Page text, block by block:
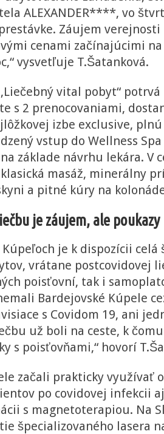
ALEXANDER****, vo
Záujem
cenami začínajúcimi
vysvetľuje T.Šatanková.
vital pobyt“ potrvá
s 2 prenocovaniami,
izbe exclusive,
vstup do Wellness
základe návrhu lekára. V
masáž, minerálny
a pitné kúry na
je záujem, ale
Kúpeľoch je k dispozícii
vrátane postcovidovej
poisťovní, tak i
Bardejovské Kúpele
s Covidom 19, ani
už boli na ceste, k
s poisťovňami,“ hovorí
začali prakticky využívať
po covidovej infekcii
s magnetoterapiou. Na
špecializovaného lasera